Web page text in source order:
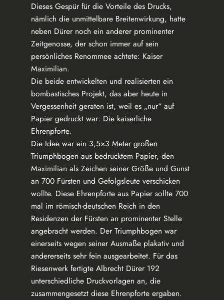
Dieses Gespür für die Vorteile des Drucks,
nämlich die unmittelbare Breitenwirkung, hatte
neben Dürer noch ein anderer prominenter
Zeitgenosse, der schon immer auf sein
persönliches Renommee achtete: Kaiser
Maximilian.
Die beide entwickelten und realisierten ein
bombastisches Projekt, das aber heute in
Vergessenheit geraten ist, weil es „nur“ auf
Papier gedruckt war: Die kaiserliche
Ehrenpforte.
Die Idee war ein 3,5×3 Meter großen
Triumphbogen aus bedrucktem Papier, den
Maximilian als Zeichen seiner Größe und Gunst
an 700 Fürsten und Gefolgsleute verschicken
wollte. Diese Ehrenpforte aus Papier sollte 700
mal im römisch-deutschen Reich in den
Residenzen der Fürsten an prominenter Stelle
angebracht werden. Der Triumphbogen war
einerseits wegen seiner Ausmaße plakativ und
andererseits sehr fein ausgearbeitet. Für das
Riesenwerk fertigte Albrecht Dürer 192
unterschiedliche Druckvorlagen an, die
zusammengesetzt diese Ehrenpforte ergaben.